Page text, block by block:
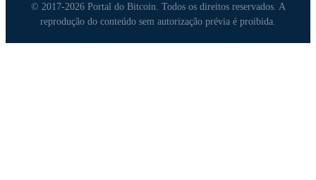
© 2017-2026 Portal do Bitcoin. Todos os direitos reservados. A
reprodução do conteúdo sem autorização prévia é proibida.